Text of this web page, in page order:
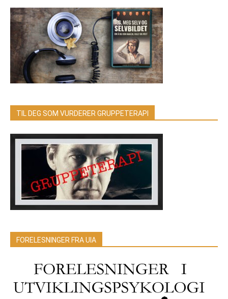
TIL DEG SOM VURDERER GRUPPETERAPI
FORELESNINGER FRA UIA